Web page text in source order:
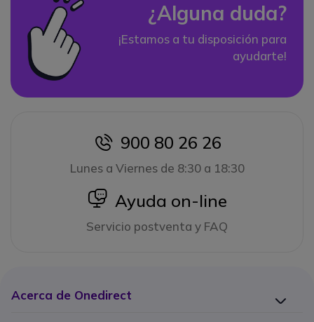
¿Alguna duda?
¡Estamos a tu disposición para
ayudarte!
icon
900 80 26 26
Lunes a Viernes de 8:30 a 18:30
icon
Ayuda on-line
Servicio postventa y FAQ
Acerca de Onedirect